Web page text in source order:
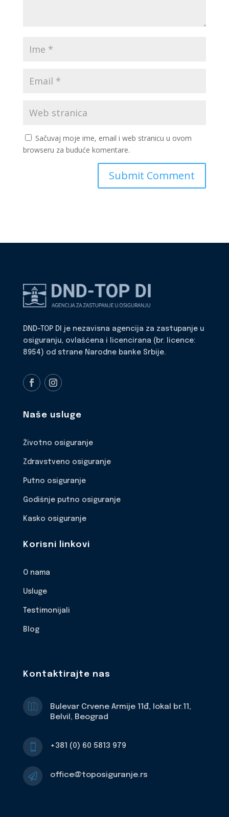
Sačuvaj moje ime, email i web stranicu u ovom
browseru za buduće komentare.
DND-TOP DI je nezavisna agencija za zastupanje u
osiguranju, ovlašćena i licencirana (br. licence:
8954) od strane Narodne banke Srbije.
Naše usluge
Životno osiguranje
Zdravstveno osiguranje
Putno osiguranje
Godišnje putno osiguranje
Kasko osiguranje
Korisni linkovi
O nama
Usluge
Testimonijali
Blog
Kontaktirajte nas

Bulevar Crvene Armije 11đ, lokal br.11,
Belvil, Beograd
 +381 (0) 60 5813 979
 office@toposiguranje.rs